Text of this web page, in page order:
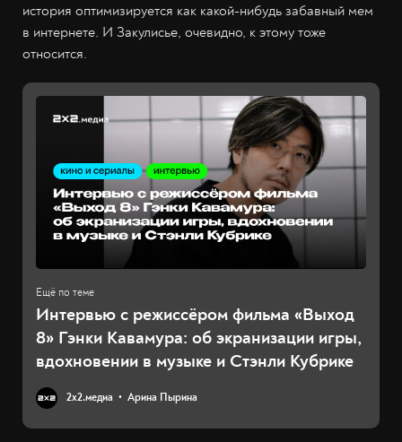
история оптимизируется как какой-нибудь забавный мем
в интернете. И Закулисье, очевидно, к этому тоже
относится.
Интервью с режиссёром фильма «Выход
8» Гэнки Кавамура: об экранизации игры,
вдохновении в музыке и Стэнли Кубрике
2х2.медиа Арина Пырина